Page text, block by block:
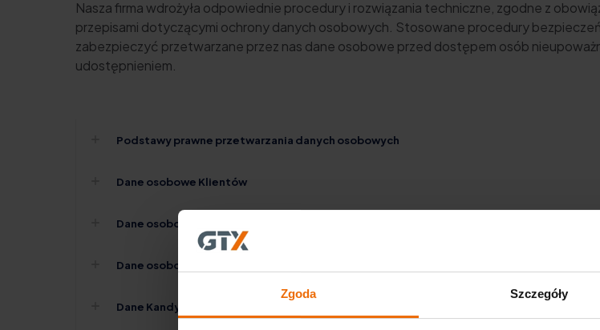
Zgoda Szczegóły
Nasza firma wdrożyła odpowiednie procedury i rozwiązania techniczne, zgodne z
przepisami dotyczącymi ochrony danych osobowych. Stosowane procedury
zabezpieczyć przetwarzane przez nas dane osobowe przed dostępem osób
udostępnieniem.
Podstawy prawne przetwarzania danych osobowych
Dane osobowe Klientów
Dane osobowe Dostawców
Dane osobowe Pracowników GTX Poland Sp. z o.o. Sp.k.
Dane Kandydatów do pracy w GTX Poland Sp. z o.o. Sp.k.